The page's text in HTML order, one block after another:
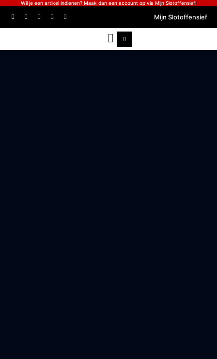
Wil je een artikel indienen? Maak dan een account op via Mijn Slotoffensief!
Mijn Slotoffensief